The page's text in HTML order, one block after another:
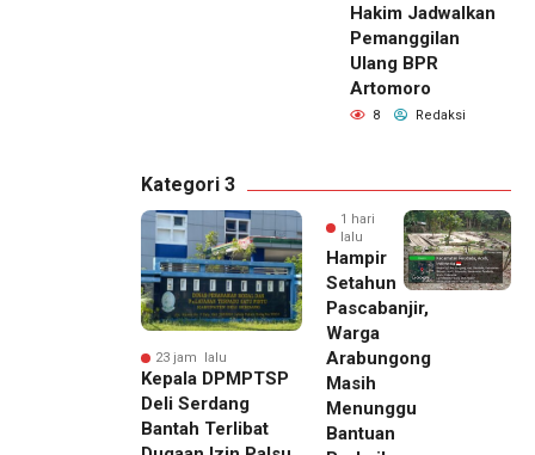
Hakim Jadwalkan
Pemanggilan
Ulang BPR
Artomoro
8 Redaksi
Kategori 3
23 jam lalu
Kepala DPMPTSP
Deli Serdang
Bantah Terlibat
1 hari
lalu
Hampir
Setahun
Pascabanjir,
Warga
Arabungong
Masih
Menunggu
Bantuan